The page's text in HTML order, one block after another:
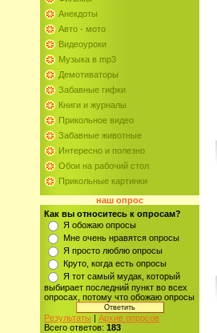
Анекдоты
Авто - мото
Видеоуроки
Музыка в mp3
Демотиваторы
Забавные гифки
Книги и журналы
Прикольное видео
Забавные животные
Интересно и полезно
Обои на рабочий стол
Прикольные картинки
наш опрос
Как вы относитесь к опросам?
Я обожаю опросы
Мне очень нравятся опросы
Я просто люблю опросы
Круто, когда есть опросы
Я тот самый мудак, который
выбирает последний пункт во всех
опросах, потому что обожаю опросы
Результаты | Архив опросов
Всего ответов: 183